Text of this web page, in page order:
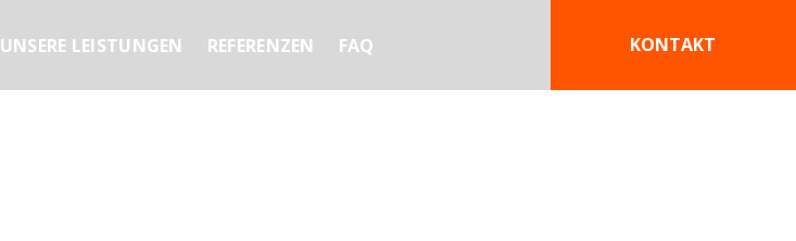
UNSERE LEISTUNGEN REFERENZEN FAQ KONTAKT